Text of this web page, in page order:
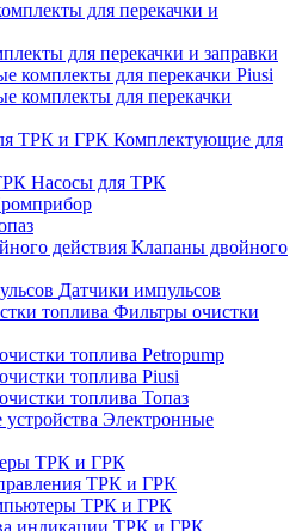
для перекачки и заправки
комплекты для перекачки Piusi
комплекты для перекачки
Комплектующие для
Насосы для ТРК
Клапаны двойного
Датчики импульсов
Фильтры очистки
топлива Petropump
топлива Piusi
топлива Топаз
Электронные
ТРК и ГРК
ТРК и ГРК
ТРК и ГРК
индикации ТРК и ГРК